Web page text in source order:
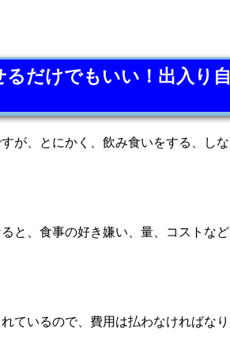
だけでもいい！出入り自
が、とにかく、飲み食いをする、しな
と、食事の好き嫌い、量、コストなど
ているので、費用は払わなければなり